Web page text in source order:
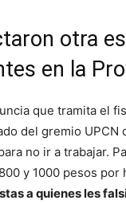
otra
en la
que tramita el
del gremio UPCN
no ir a trabajar.
y 1000 pesos
a quienes les